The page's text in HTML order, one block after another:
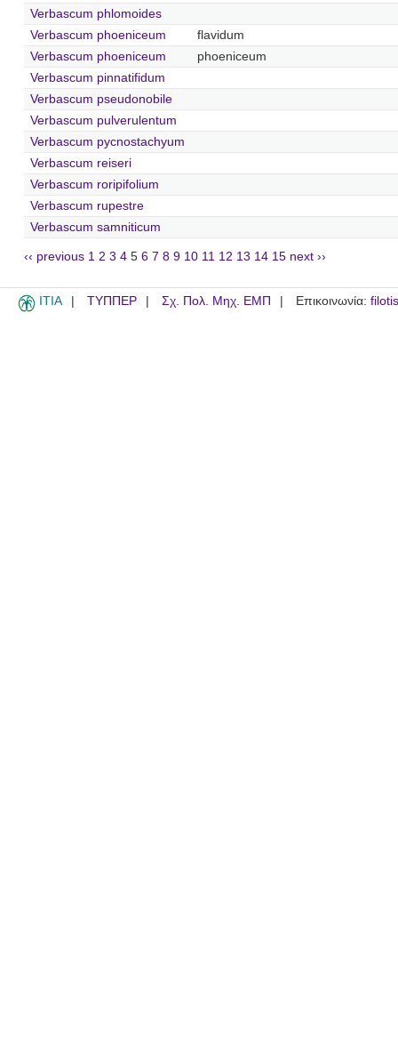
Verbascum phlomoides
Verbascum phoeniceum
flavidum
Verbascum phoeniceum
phoeniceum
Verbascum pinnatifidum
Verbascum pseudonobile
Verbascum pulverulentum
Verbascum pycnostachyum
Verbascum reiseri
Verbascum roripifolium
Verbascum rupestre
Verbascum samniticum
‹‹ previous 1 2 3 4 5 6 7 8 9 10 11 12 13 14 15 next ››
ITIA ΤΥΠΠΕΡ Σχ. Πολ. Μηχ. ΕΜΠ Επικοινωνία: